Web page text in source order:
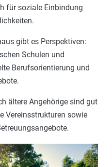
für soziale Einbindung
gibt es Perspektiven:
Schulen und
Berufsorientierung und
ältere Angehörige sind gut
Vereinsstrukturen sowie